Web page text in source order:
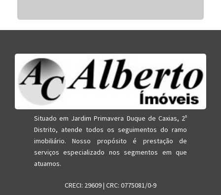
Situado em Jardim Primavera Duque de Caxias, 2º
Distrito, atende todos os seguimentos do ramo
imobiliário. Nosso propósito é prestação de
serviços especializado nos segmentos em que
atuamos.
CRECI: 29609 | CRC: 0775081/0-9